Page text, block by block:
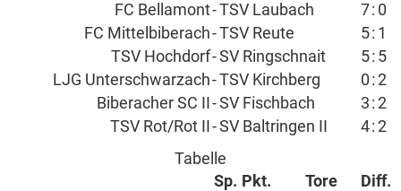
FC Bellamont-TSV Laubach 7: 0
FC Mittelbiberach-TSV Reute 5: 1
TSV Hochdorf-SV Ringschnait 5: 5
LJG Unterschwarzach-TSV Kirchberg 0 : 2
Biberacher SC II -SV Fischbach 3 : 2
TSV Rot/Rot II -SV Baltringen II 4: 2
Tabelle
Sp. Pkt. Tore
Diff.